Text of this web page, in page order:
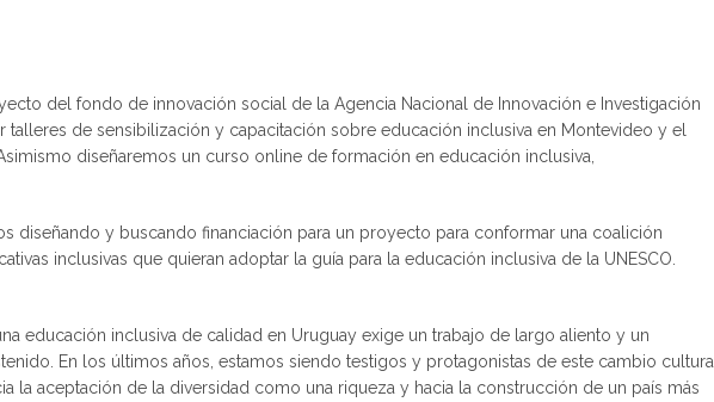
del fondo de innovación social de la Agencia Nacional de Innovación e Investigación
talleres de sensibilización y capacitación sobre educación inclusiva en Montevideo y el
diseñaremos un curso online de formación en educación inclusiva,
diseñando y buscando financiación para un proyecto para conformar una coalición
inclusivas que quieran adoptar la guía para la educación inclusiva de la UNESCO.
educación inclusiva de calidad en Uruguay exige un trabajo de largo aliento y un
En los últimos años, estamos siendo testigos y protagonistas de este cambio cultural
la aceptación de la diversidad como una riqueza y hacia la construcción de un país más